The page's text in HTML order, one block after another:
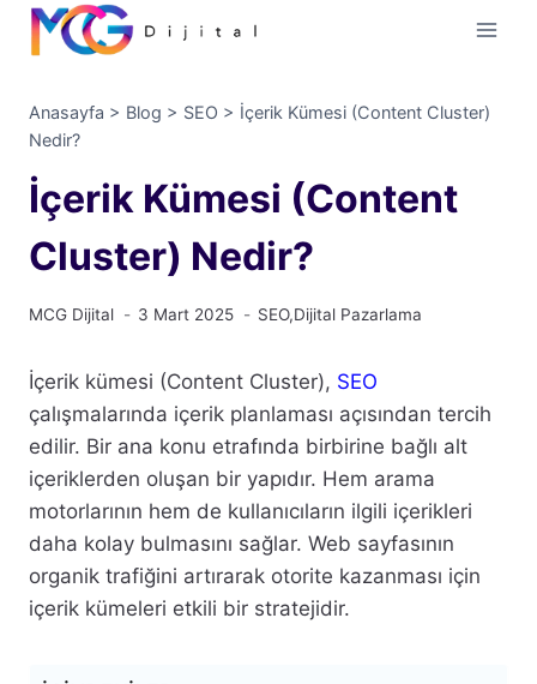
İçeriğe
geç
Anasayfa > Blog > SEO > İçerik Kümesi (Content Cluster)
Nedir?
İçerik Kümesi (Content
Cluster) Nedir?
MCG Dijital 3 Mart 2025 SEO,Dijital Pazarlama
İçerik kümesi (Content Cluster), SEO
çalışmalarında içerik planlaması açısından tercih
edilir. Bir ana konu etrafında birbirine bağlı alt
içeriklerden oluşan bir yapıdır. Hem arama
motorlarının hem de kullanıcıların ilgili içerikleri
daha kolay bulmasını sağlar. Web sayfasının
organik trafiğini artırarak otorite kazanması için
içerik kümeleri etkili bir stratejidir.